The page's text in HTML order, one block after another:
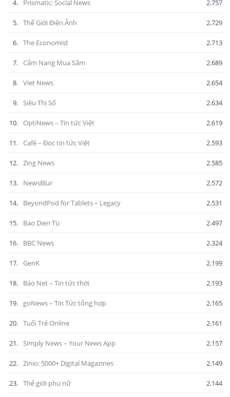
4. Prismatic: Social News 2.757
5. Thế Giới Điện Ảnh 2.729
6. The Economist 2.713
7. Cẩm Nang Mua Sắm 2.689
8. Viet News 2.654
9. Siêu Thị Số 2.634
10. OptiNews – Tin tức Việt 2.619
11. Café – Đọc tin tức Việt 2.593
12. Zing News 2.585
13. NewsBlur 2.572
14. BeyondPod for Tablets – Legacy 2.531
15. Bao Dien Tu 2.497
16. BBC News 2.324
17. GenK 2.199
18. Báo Net – Tin tức thời 2.193
19. goNews – Tin Tức tổng hợp 2.165
20. Tuổi Trẻ Online 2.161
21. Simply News – Your News App 2.157
22. Zinio: 5000+ Digital Magazines 2.149
23. Thế giới phụ nữ 2.144